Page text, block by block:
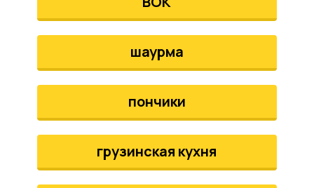
шаурма
пончики
грузинская кухня